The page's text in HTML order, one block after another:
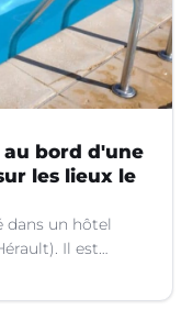
bord d'une
les lieux le
dans un hôtel
Il est